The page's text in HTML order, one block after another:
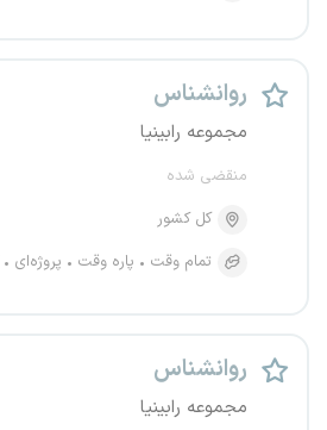
روانشناس
مجموعه رابینیا
منقضی شده
کل کشور
تمام وقت
پاره وقت پروژه‌ای
روانشناس
مجموعه رابینیا